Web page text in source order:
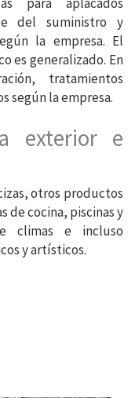
del suministro y
la empresa. El
es generalizado. En
tratamientos
según la empresa.
exterior e
otros productos
de cocina, piscinas y
climas e incluso
y artísticos.